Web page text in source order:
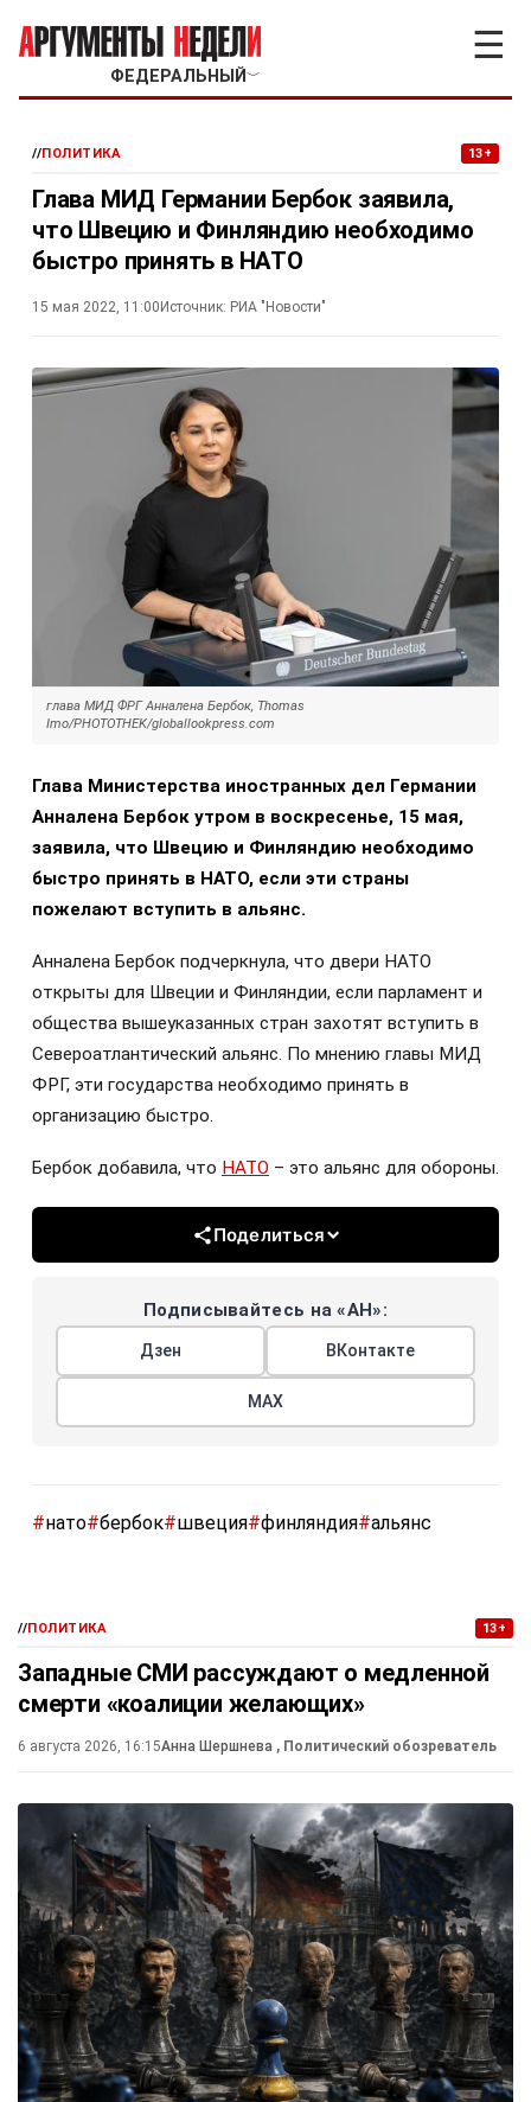
ФЕДЕРАЛЬНЫЙ ﹀
☰
//ПОЛИТИКА 13+
Глава МИД Германии Бербок заявила,
что Швецию и Финляндию необходимо
быстро принять в НАТО
15 мая 2022, 11:00 Источник: РИА "Новости"
глава МИД ФРГ Анналена Бербок, Thomas
Imo/PHOTOTHEK/globallookpress.com
Глава Министерства иностранных дел Германии
Анналена Бербок утром в воскресенье, 15 мая,
заявила, что Швецию и Финляндию необходимо
быстро принять в НАТО, если эти страны
пожелают вступить в альянс.
Анналена Бербок подчеркнула, что двери НАТО
открыты для Швеции и Финляндии, если парламент и
общества вышеуказанных стран захотят вступить в
Североатлантический альянс. По мнению главы МИД
ФРГ, эти государства необходимо принять в
организацию быстро.
Бербок добавила, что НАТО – это альянс для обороны.
Поделиться
Подписывайтесь на «АН»:
Дзен ВКонтакте
МАХ
#нато#бербок#швеция#финляндия#альянс
//ПОЛИТИКА 13+
Западные СМИ рассуждают о медленной
смерти «коалиции желающих»
6 августа 2026, 16:15Анна Шершнева , Политический обозреватель